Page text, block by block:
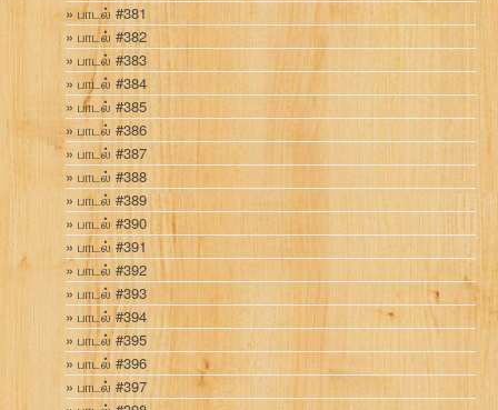
பாடல் #381
பாடல் #382
பாடல் #383
பாடல் #384
பாடல் #385
பாடல் #386
பாடல் #387
பாடல் #388
பாடல் #389
பாடல் #390
பாடல் #391
பாடல் #392
பாடல் #393
பாடல் #394
பாடல் #395
பாடல் #396
பாடல் #397